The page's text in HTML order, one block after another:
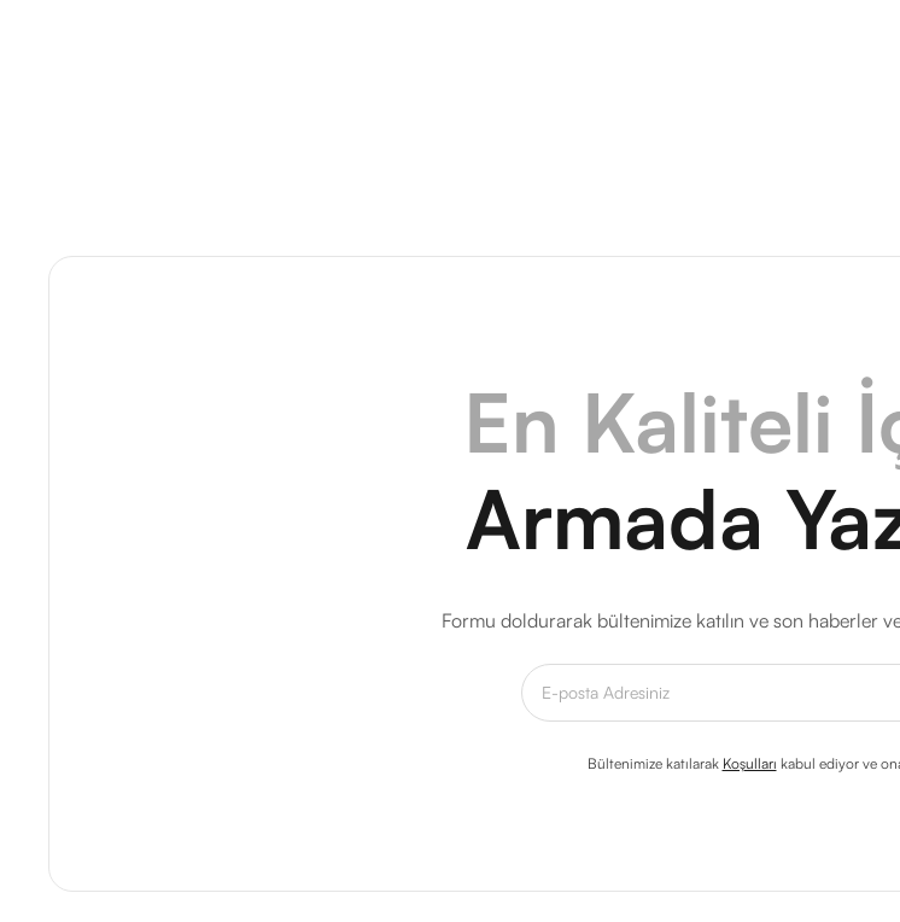
En Kaliteli
Armada
Formu doldurarak bültenimize katılın ve son haberler
Bültenimize katılarak Koşulları kabul ediyor ve